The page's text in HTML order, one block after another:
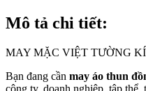
Mô tả chi tiết:
MAY MẶC VIỆT TƯỜNG
Bạn đang cần may áo thun
công ty, doanh nghiệp, tập